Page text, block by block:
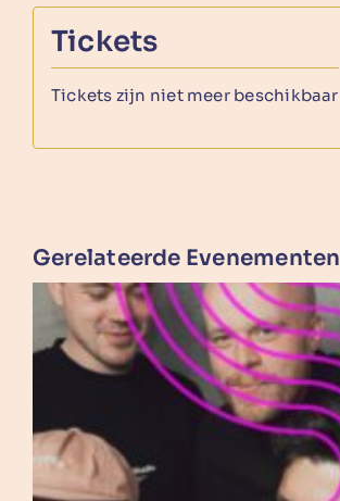
Tickets
Tickets zijn niet meer beschikbaar
Gerelateerde Evenementen